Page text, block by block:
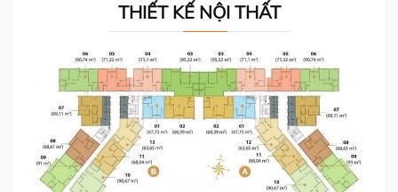
THIẾT KẾ NỘI THẤT